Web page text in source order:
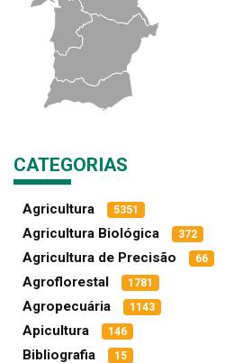
CATEGORIAS
Agricultura 5351
Agricultura Biológica 372
Agricultura de Precisão 66
Agroflorestal 1781
Agropecuária 1143
Apicultura 146
Bibliografia 15